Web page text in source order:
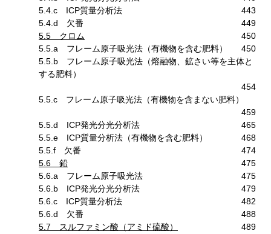
5.4.c ICP質量分析法
443
5.4.d 欠番
449
5.5 クロム
450
5.5.a フレーム原子吸光法（有機物を含む肥料）
450
5.5.b フレーム原子吸光法（熔融物、鉱さい等を主体と
する肥料）
454
5.5.c フレーム原子吸光法（有機物を含まない肥料）
459
5.5.d ICP発光分光分析法
465
5.5.e ICP質量分析法（有機物を含む肥料）
468
5.5.f 欠番
474
5.6 鉛
475
5.6.a フレーム原子吸光法
475
5.6.b ICP発光分光分析法
479
5.6.c ICP質量分析法
482
5.6.d 欠番
488
5.7 スルファミン酸（アミド硫酸）
489